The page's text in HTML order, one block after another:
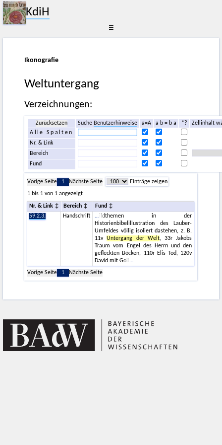
KdiH
☰
Ikonografie
Weltuntergang
Verzeichnungen:
Zurücksetzen SucheBenutzerhinweise a=A a b = b a *?
Zellinhalt
Alle Spalten
Nr. & Link
Bereich
Fund
Vorige Seite 1 Nächste Seite
Einträge zeigen
1 bis 1 von 1 angezeigt
Nr. & Link Bereich
Fund
59.2.3.
Handschrift
ildthemen in der
Historienbibelillustration des Lauber-
Umfeldes völlig isoliert dastehen, z. B.
11vUntergang der Welt, 33r Jakobs
Traum vom Engel des Herrn und den
gefleckten Böcken, 110r Elis Tod, 120v
David mit Goli
Vorige Seite
1 Nächste Seite